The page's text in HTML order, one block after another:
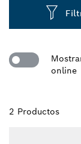
par que
nuestra gama
online
2 Productos